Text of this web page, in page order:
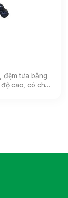
đệm tựa bằng
cao, có chỗ
hành: theo tiêu